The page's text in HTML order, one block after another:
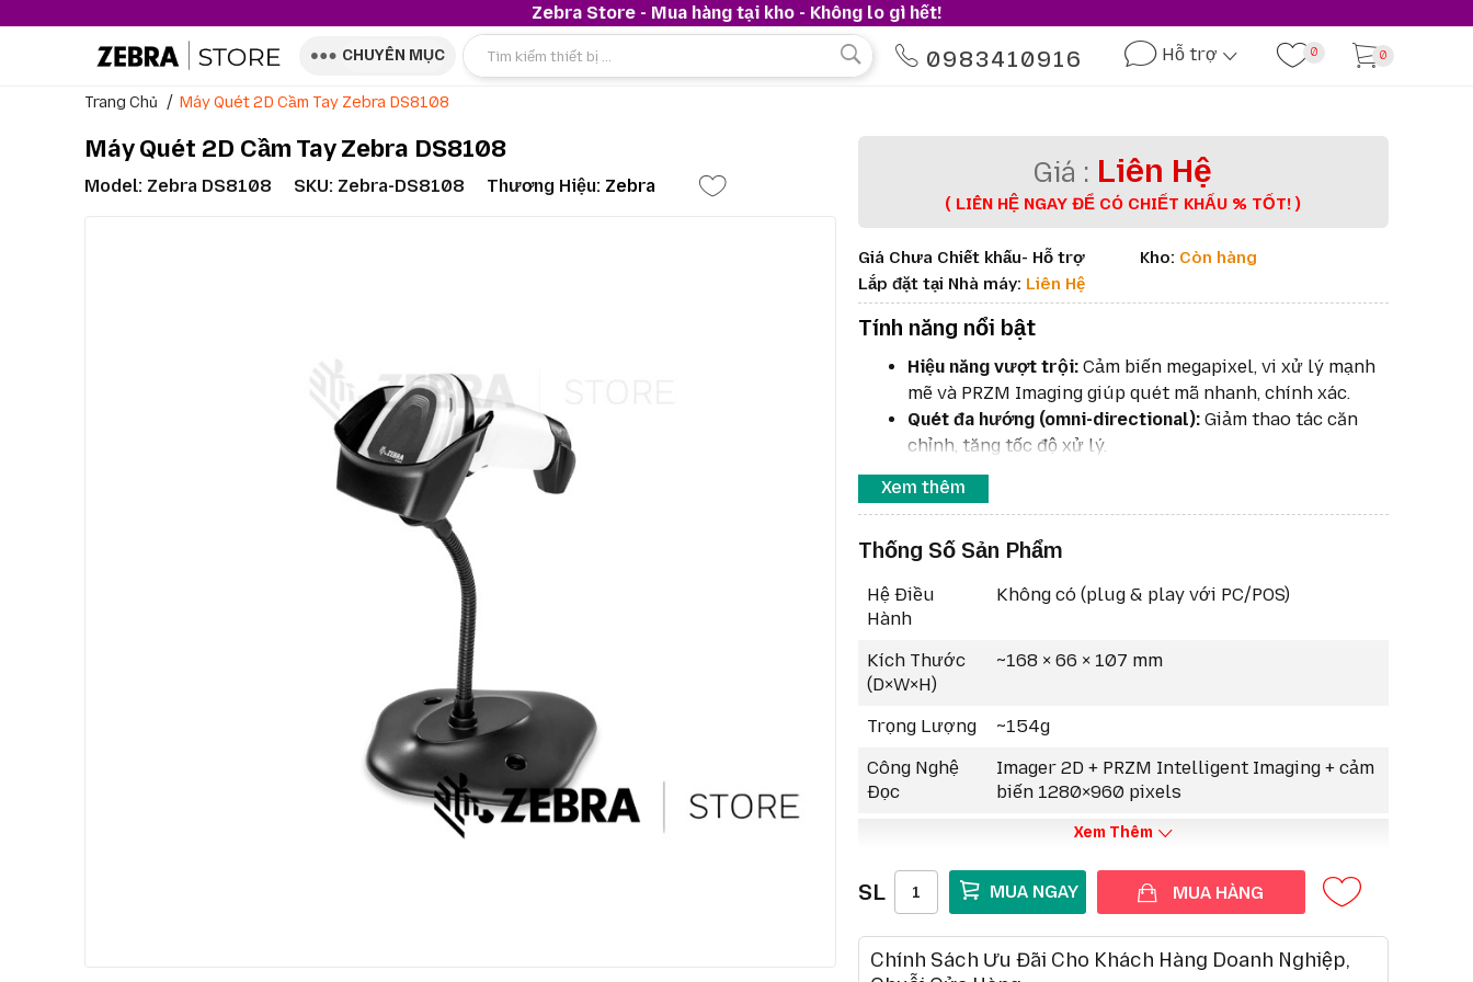
Zebra Store - Mua hàng tại kho - Không lo gì hết!
CHUYÊN MỤC 0983410916 Hỗ trợ 0 0
Trang Chủ Máy Quét 2D Cầm Tay Zebra DS8108
Máy Quét 2D Cầm Tay Zebra DS8108
Model: Zebra DS8108 SKU: Zebra-DS8108 Thương Hiệu: Zebra Liên Hệ
( LIÊN HỆ NGAY ĐỂ CÓ CHIẾT KHẤU % TỐT! )
Giá Chưa Chiết khấu- Hỗ trợ
Lắp đặt tại Nhà máy: Liên Hệ
Kho: Còn hàng
Tính năng nổi bật
Hiệu năng vượt trội:Cảm biến megapixel, vi xử lý mạnh
mẽ và PRZM Imaging giúp quét mã nhanh, chính xác.
Quét đa hướng (omni-directional):Giảm thao tác căn
chỉnh, tăng tốc độ xử lý.
DataCapture DNA:
hình, quản lý và chẩn đoán từ xa.
Indicator và âm báo có thể điều chỉnh.
(IBM) 46XX qua RS485.
Độ bền cao:
xuống bê tông.
Xem thêm
Thống Số Sản Phẩm
Hệ Điều
Hành
Không có (plug & play với PC/POS)
Kích Thước
(D×W×H)
~168 × 66 × 107 mm
Trọng Lượng
~154g
Công Nghệ
Đọc
Imager 2D + PRZM Intelligent Imaging + cảm
biến 1280×960 pixels
Xem Thêm
SL MUA HÀNG
Chính Sách Ưu Đãi Cho Khách Hàng Doanh Nghiệp,